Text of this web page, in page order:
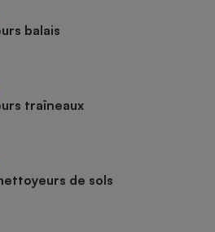
balais
traîneaux
de sols